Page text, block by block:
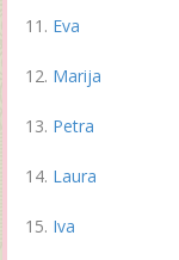
Eva
Marija
Petra
Laura
Iva